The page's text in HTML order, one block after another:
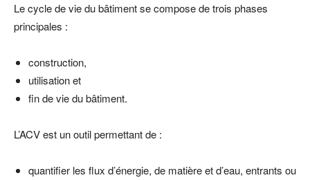
Le cycle de vie du bâtiment se compose de trois phases
principales :
construction,
utilisation et
fin de vie du bâtiment.
L’ACV est un outil permettant de :
quantifier les flux d’énergie, de matière et d’eau, entrants ou